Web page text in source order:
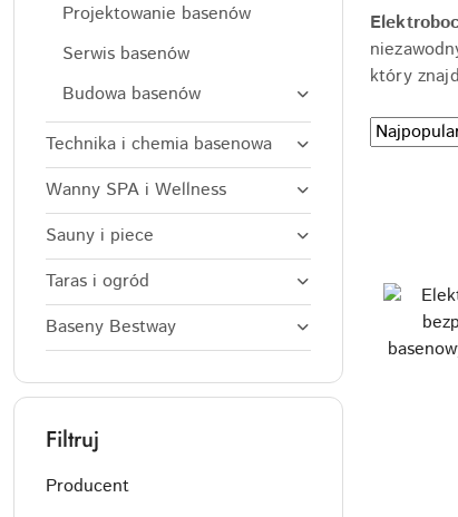
Projektowanie basenów
Serwis basenów
Budowa basenów
Technika i chemia basenowa
Wanny SPA i Wellness
Sauny i piece
Taras i ogród
Baseny Bestway
Filtruj
Producent
który
Sortuj
według